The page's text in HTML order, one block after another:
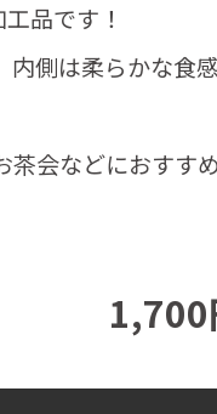
1,700
品です！
内側は柔らかな食
会などにおすすめ